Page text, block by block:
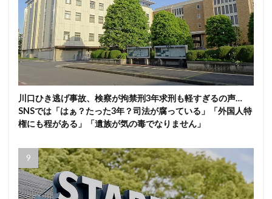
川口ひき逃げ事故、検察が拘禁刑3年求刑も軽すぎるの声…
SNSでは「はぁ？たった3年？司法が腐っている」「外国人特
権にも程がある」「遺族が気の毒でなりません」